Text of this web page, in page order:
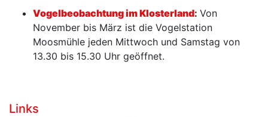
Vogelbeobachtung im Klosterland: Von
November bis März ist die Vogelstation
Moosmühle jeden Mittwoch und Samstag von
13.30 bis 15.30 Uhr geöffnet.
Links